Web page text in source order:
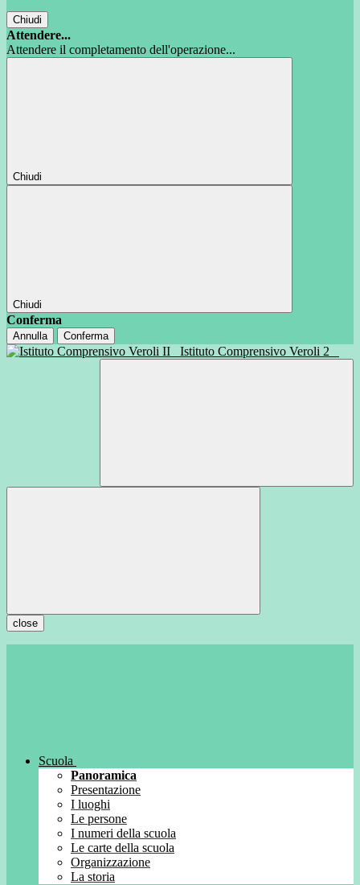
Chiudi
Attendere...
Attendere il completamento dell'operazione...
Chiudi
Chiudi
Conferma
Annulla Conferma
Istituto Comprensivo Veroli 2
close
Scuola
Panoramica
Presentazione
I luoghi
Le persone
I numeri della scuola
Le carte della scuola
Organizzazione
La storia